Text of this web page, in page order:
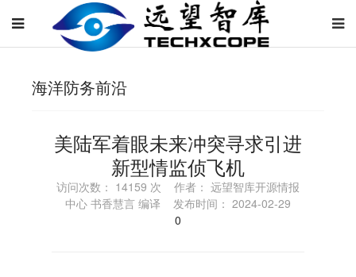
海洋防务前沿
美陆军着眼未来冲突寻求引进
新型情监侦飞机
访问次数： 14159 次 作者： 远望智库开源情报
中心 书香慧言 编译 发布时间： 2024-02-29
0